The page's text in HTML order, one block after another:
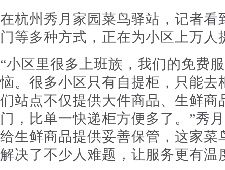
在杭州秀月家园菜鸟驿站，记者
门等多种方式，正在为小区上万人
“小区里很多上班族，我们的免费
恼。很多小区只有自提柜，只能
们站点不仅提供大件商品、生鲜
门，比单一快递柜方便多了。”秀
给生鲜商品提供妥善保管，这家
解决了不少人难题，让服务更有温